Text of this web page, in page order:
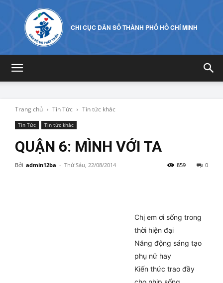
CHI CỤC DÂN SỐ THÀNH PHỐ HỒ CHÍ MINH
Trang chủ Tin Tức Tin tức khác
Tin Tức Tin tức khác
QUẬN 6: MÌNH VỚI TA
Bởi admin12ba - Thứ Sáu, 22/08/2014 0
859
Chị em ơi sống trong
thời hiện đại
Năng động sáng tạo
phụ nữ hay
Kiến thức trao đầy